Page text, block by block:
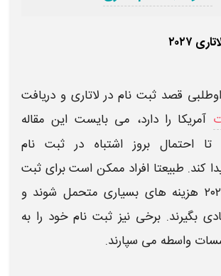
۲۰۲۷
قصد ثبت نام در لاتاری و دریافت
آمریکا را دارد، می بایست این مقاله
تا احتمال بروزاشتباه درثبت نام
کند. طبیعتا افراد ممکن است برای ثبت
هزینه های بسیاری متحمل شوند و
بگیرند. برخی نیز ثبت نام خود را به
واسطه می سپارند.